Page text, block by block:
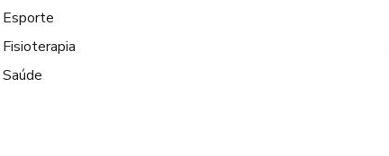
Esporte
Fisioterapia
Saúde